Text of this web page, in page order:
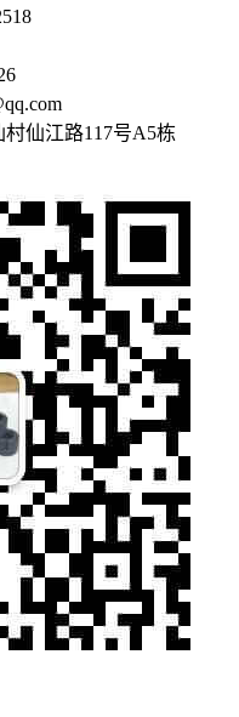
仙江路117号A5栋